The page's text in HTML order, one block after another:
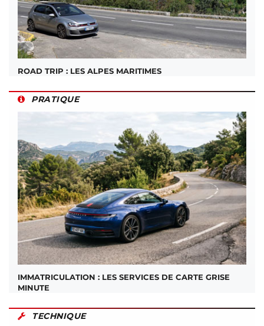
ROAD TRIP : LES ALPES MARITIMES
PRATIQUE
IMMATRICULATION : LES SERVICES DE CARTE GRISE
MINUTE
TECHNIQUE